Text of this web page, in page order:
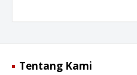
Tentang Kami